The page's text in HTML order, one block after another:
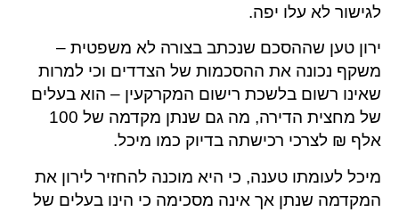
לגישור לא עלו יפה.
ירון טען שההסכם שנכתב בצורה לא משפטית –
משקף נכונה את ההסכמות של הצדדים וכי למרות
שאינו רשום בלשכת רישום המקרקעין – הוא בעלים
של מחצית הדירה, מה גם שנתן מקדמה של 100
אלף ₪ לצרכי רכישתה בדיוק כמו מיכל.
מיכל לעומתו טענה, כי היא מוכנה להחזיר לירון את
המקדמה שנתן אך אינה מסכימה כי הינו בעלים של